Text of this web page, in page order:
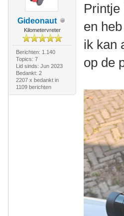
Gideonaut
Kilometervreter
Berichten: 1.140
Topics: 7
Lid sinds: Jun 2023
Bedankt: 2
2207 x bedankt in
1109 berichten
Printje
en
ik kan
op de